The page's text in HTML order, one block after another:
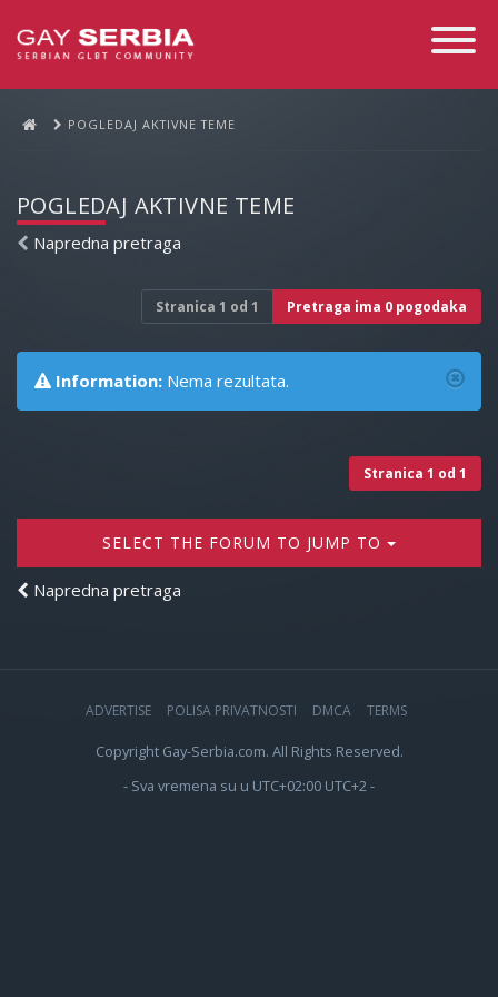
Toggle
POGLEDAJ AKTIVNE TEME
POGLEDAJ AKTIVNE TEME
Napredna pretraga
Stranica 1 od 1 Pretraga ima 0 pogodaka
Information: Nema rezultata.
Stranica 1 od 1
SELECT THE FORUM TO JUMP TO
Napredna pretraga
ADVERTISE POLISA PRIVATNOSTI DMCA TERMS
Copyright Gay-Serbia.com. All Rights Reserved.
- Sva vremena su u UTC+02:00 UTC+2 -